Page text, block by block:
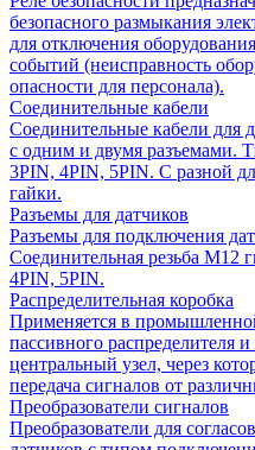
безопасного размыкания
для отключения
событий (неисправность
опасности для персонала).
Соединительные кабели
Соединительные кабели для
с одним и двумя разъемами.
3PIN, 4PIN, 5PIN. С разной
гайки.
Разъемы для датчиков
Разъемы для подключения
Соединительная резьба М12
4PIN, 5PIN.
Распределительная коробка
Применяется в
пассивного распределителя и
центральный узел, через
передача сигналов от
Преобразователи сигналов
Преобразователи для